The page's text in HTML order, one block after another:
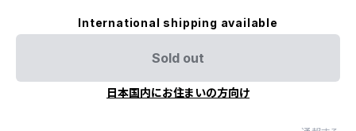
International shipping available
Sold out
日本国内にお住まいの方向け